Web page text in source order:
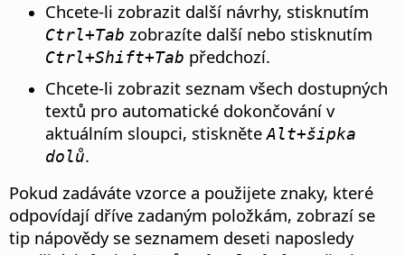
Chcete-li zobrazit další návrhy, stisknutím
Ctrl+Tab zobrazíte další nebo stisknutím
Ctrl+Shift+Tab předchozí.
Chcete-li zobrazit seznam všech dostupných
textů pro automatické dokončování v
aktuálním sloupci, stiskněteAlt+šipka
dolů.
Pokud zadáváte vzorce a použijete znaky, které
odpovídají dříve zadaným položkám, zobrazí se
tip nápovědy se seznamem deseti naposledy